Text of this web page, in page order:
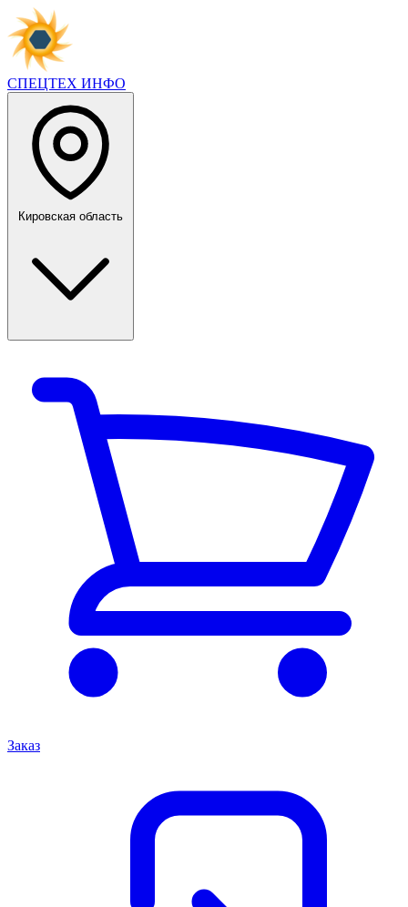
СПЕЦТЕХ ИНФО
Кировская область
Заказ